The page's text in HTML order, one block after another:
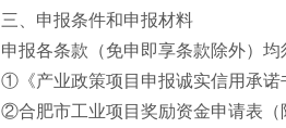
三、申报条件和申报材料
申报各条款（免申即享条款除外）均
①《产业政策项目申报诚实信用承诺
②合肥市工业项目奖励资金申请表（